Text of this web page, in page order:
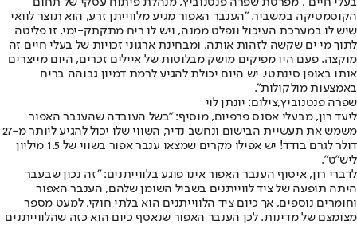
הקוסמטיקה במשביר. "הענבר האפור מגיע מלווייתן זרע, הוא תוצר לוואי
שיש לו במערכת העיכול ונפלט ממנה, ויש לו ריח מתקתק-ימי. זו פליטה
לתוך מי ים שקשה לזהות אותה, ומבחינת ארגוני זכויות של בעלי חיים זה
מוקצה. פעם היו מפיקים מושק מבלוטות של איילים זכרים, היום מייצרים
אותו באופן סינתטי. יש היום יכולת להגיע לרמת דמיון גבוהה בריח
באמצעות מולקולות".
שפרה פנטנוביץ,צילום: יונתן לוי
ליעד רון, מבעלי אסנס פרפיום, מוסיף: "בשל העובדה שהענבר האפור
משמש את תעשיית הבישום ונחשב נדיר, השווי שלו יכול להגיע ליותר מ-27
דולר לגרם בודד! יש אפילו מקרים שמצאו ענבר אפור בשווי של 1.5 מיליון
ליש"ט".
לדברי רון, איסוף הענבר האפור אינו פוגע בלווייתנים: "זה נכון שבעבר
היתה תופעה של ציד לווייתנים בשביל השומן שלהם, הענבר האפור
וחומרים נוספים, אך כיום ציד הלווייתנים הוא בלתי חוקי, למעט מספר
מצומצם של מדינות. לכן הענבר האפור שנאסף כיום הוא כזה שהלווייתנים